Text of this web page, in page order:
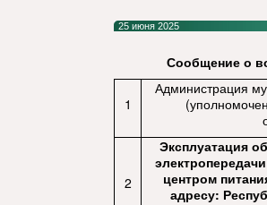
25 июня 2025
Сообщение о
1
Администрация
2
Эксплуатация
центром
адресу: